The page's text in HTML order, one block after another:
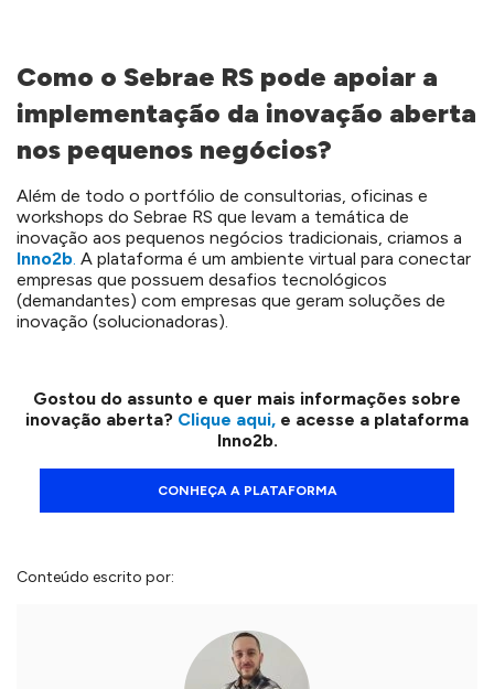
Como o Sebrae RS pode apoiar a
implementação da inovação aberta
nos pequenos negócios?
Além de todo o portfólio de consultorias, oficinas e
workshops do Sebrae RS que levam a temática de
inovação aos pequenos negócios tradicionais, criamos a
Inno2b. A plataforma é um ambiente virtual para conectar
empresas que possuem desafios tecnológicos
(demandantes) com empresas que geram soluções de
inovação (solucionadoras).
Gostou do assunto e quer mais informações sobre
inovação aberta? Clique aqui, e acesse a plataforma
Inno2b.
CONHEÇA A PLATAFORMA
Conteúdo escrito por: